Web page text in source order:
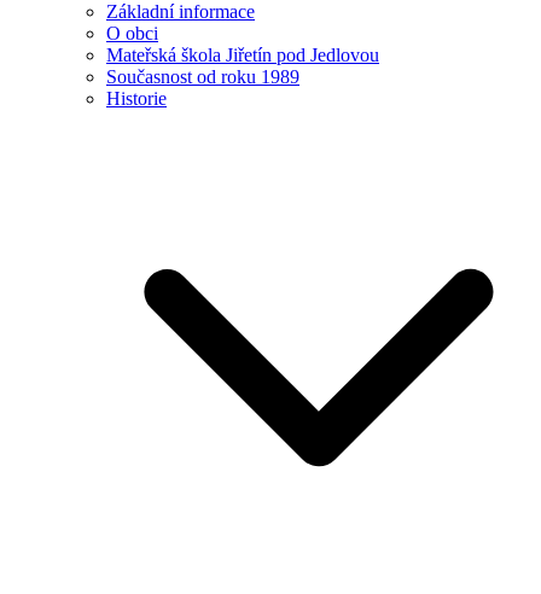
Základní informace
O obci
Mateřská škola Jiřetín pod Jedlovou
Současnost od roku 1989
Historie